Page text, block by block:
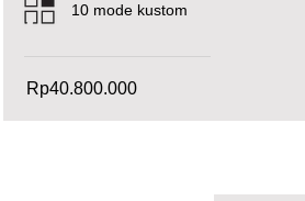
10 mode kustom
Rp40.800.000